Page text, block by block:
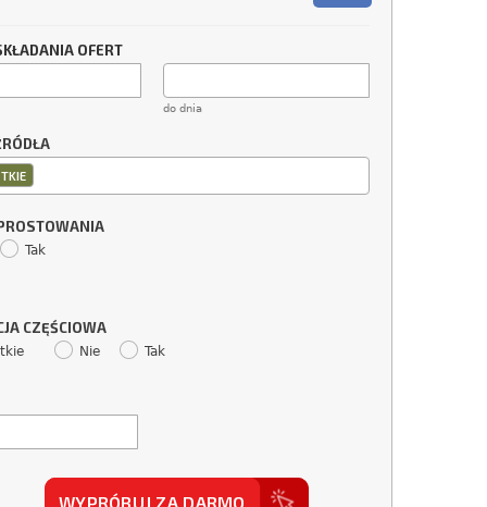
OFERT
do dnia
Tak
CZĘŚCIOWA
Nie Tak
WYPRÓBUJ ZA DARMO